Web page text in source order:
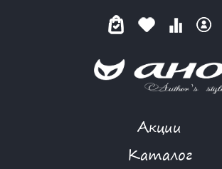
Акции
Каталог
GARDARIKA